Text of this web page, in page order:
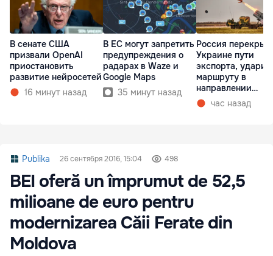
В сенате США
призвали OpenAI
приостановить
развитие нейросетей
16 минут назад
В ЕС могут запретить
предупреждения о
радарах в Waze и
Google Maps
35 минут назад
Россия
Украине пути
экспорта, ударив
маршруту в
направлении
Молдовы
час назад
Publika 26 сентября 2016, 15:04 498
BEI oferă un împrumut de 52,5
milioane de euro pentru
modernizarea Căii Ferate din
Moldova